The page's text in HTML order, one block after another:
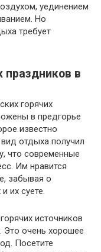
уединением
Но
требует
праздников в
горячих
в предгорье
известно
отдыха получил
что современные
Им нравится
забывая о
их суете.
источников
Это очень хорошее
Посетите